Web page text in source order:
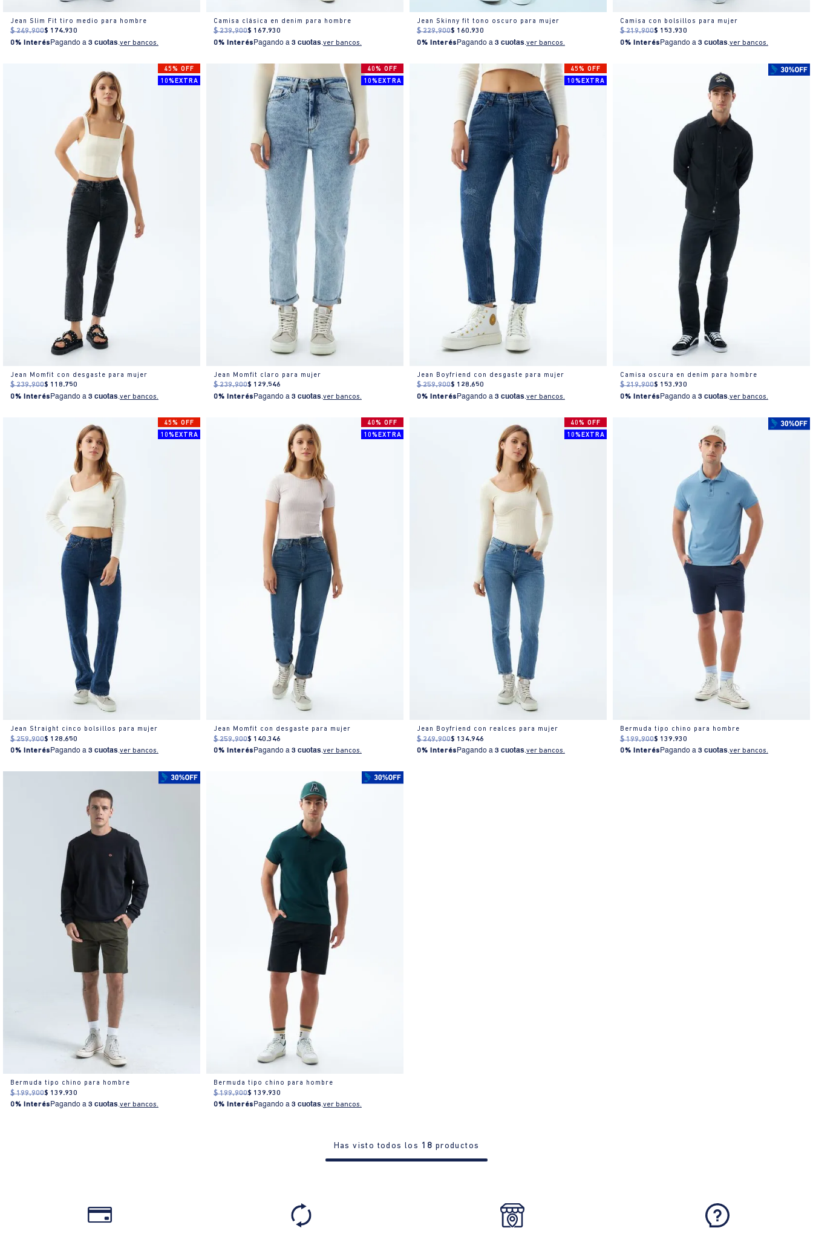
Jean Slim Fit tiro medio para hombre
$ 249.900$ 174.930
0% Interés Pagando a 3 cuotas.ver bancos.
Camisa clásica en denim para hombre
$ 239.900$ 167.930
0% Interés Pagando a 3 cuotas.ver bancos.
Jean Skinny fit tono oscuro para mujer
$ 229.900$ 160.930
0% Interés Pagando a 3 cuotas.ver bancos.
Camisa con bolsillos para mujer
$ 219.900$ 153 .930
0% Interés Pagando a 3 cuotas.ver bancos.
45% OFF
10%EXTRA
Jean Momfit con desgaste para mujer
$ 239.900$ 118.750
0% Interés Pagando a 3 cuotas.ver bancos.
40% OFF
10%EXTRA
Jean Momfit claro para mujer
$ 239.900$ 129.546
0% Interés Pagando a 3 cuotas.ver bancos.
45% OFF
10%EXTRA
Jean Boyfriend con desgaste para mujer
$ 259.900$ 128.650
0% Interés Pagando a 3 cuotas.ver bancos.
Camisa oscura en denim para hombre
$ 219.900$ 153 .930
0% Interés Pagando a 3 cuotas.ver bancos.
45% OFF
10%EXTRA
Jean Straight cinco bolsillos para mujer
$ 259.900$ 128.650
0% Interés Pagando a 3 cuotas.ver bancos.
40% OFF
10%EXTRA
Jean Momfit con desgaste para mujer
$ 259.900$ 140.346
0% Interés Pagando a 3 cuotas.ver bancos.
40% OFF
10%EXTRA
Jean Boyfriend con realces para mujer
$ 249.900$ 134.946
0% Interés Pagando a 3 cuotas.ver bancos.
Bermuda tipo chino para hombre
$ 199.900$ 139.930
0% Interés Pagando a 3 cuotas.ver bancos.
Bermuda tipo chino para hombre
$ 199.900$ 139.930
0% InterésPagando a 3 cuotas.ver bancos.
Bermuda tipo chino para hombre
$ 199.900$ 139.930
0% InterésPagando a 3 cuotas.ver bancos.
Has visto todos los 18 productos